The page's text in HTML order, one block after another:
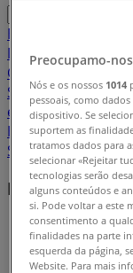
Em Destaque
Decoração
Crianças
Roupa,
SaúdeBricolage,
e BelezaCarros,
Hobbies
Serviços
Marcas locais
Tiendeo em
Índice
Preocupamo-
Nós e os nossos 1014
pessoais, como
dispositivo. Se
suportem as
tratamos dados para
selecionar «Rejeitar
tecnologias serão
alguns conteúdos e
si. Pode voltar a este
consentimento a
finalidades na parte
esquerda da página,
Website. Para mais